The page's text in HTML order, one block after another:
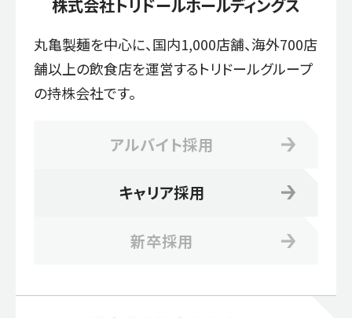
株式会社トリドールホールディングス
丸亀製麺を中心に、国内1,000店舗、海外700店
舗以上の飲食店を運営するトリドールグループ
の持株会社です。
アルバイト採用
キャリア採用
新卒採用